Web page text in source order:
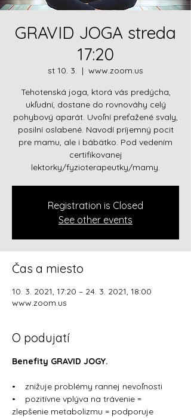
GRAVID JOGA streda
17:20
st 10. 3.
  |
www.zoom.us
Tehotenská joga, ktorá vás predýcha,
ukľudní, dostane do rovnováhy celý
pohybový aparát. Uvoľní preťažené svaly,
posilní oslabené. Navodí príjemný pocit
pre mamu, ale i bábätko. Pod vedením
certifikovanej
lektorky/fyzioterapeutky/mamy.
Registration is Closed
See other events
Čas a miesto
10. 3. 2021, 17:20 – 24. 3. 2021, 18:00
www.zoom.us
O podujatí
Benefity GRAVID JOGY.
•    znižuje problémy rannej nevoľnosti
•    pozitívne vplýva na trávenie =
zlepšenie metabolizmu = podporuje